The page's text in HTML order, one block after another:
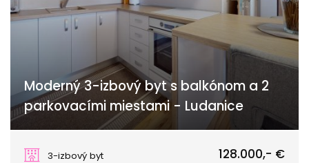
Moderný 3-izbový byt s balkónom a 2
parkovacími miestami - Ludanice
3-izbový byt
128.000,- €